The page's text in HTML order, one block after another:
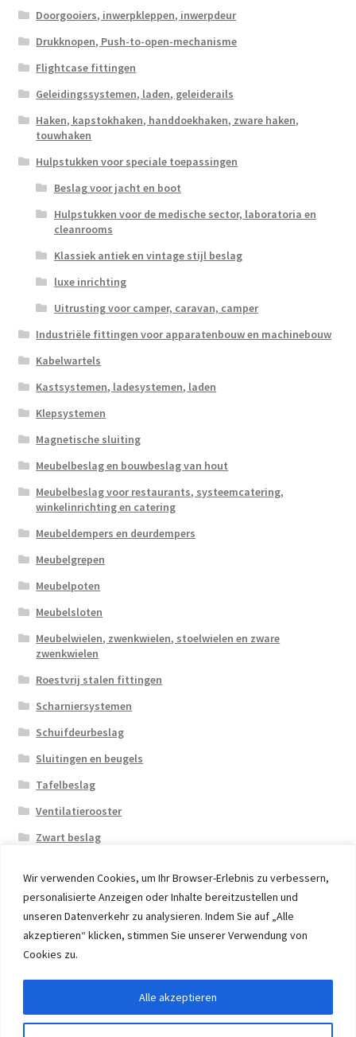
Wir verwenden Cookies, um Ihr Browser-Erlebnis zu verbessern,
personalisierte Anzeigen oder Inhalte bereitzustellen und
unseren Datenverkehr zu analysieren. Indem Sie auf „Alle
akzeptieren“ klicken, stimmen Sie unserer Verwendung von
Cookies zu.
Alle akzeptieren
Doorgooiers, inwerpkleppen, inwerpdeur
Drukknopen, Push-to-open-mechanisme
Flightcase fittingen
Geleidingssystemen, laden, geleiderails
Haken, kapstokhaken, handdoekhaken, zware haken,
touwhaken
Hulpstukken voor speciale toepassingen
Beslag voor jacht en boot
Hulpstukken voor de medische sector, laboratoria en
cleanrooms
Klassiek antiek en vintage stijl beslag
luxe inrichting
Uitrusting voor camper, caravan, camper
Industriële fittingen voor apparatenbouw en machinebouw
Kabelwartels
Kastsystemen, ladesystemen, laden
Klepsystemen
Magnetische sluiting
Meubelbeslag en bouwbeslag van hout
Meubelbeslag voor restaurants, systeemcatering,
winkelinrichting en catering
Meubeldempers en deurdempers
Meubelgrepen
Meubelpoten
Meubelsloten
Meubelwielen, zwenkwielen, stoelwielen en zware
zwenkwielen
Roestvrij stalen fittingen
Scharniersystemen
Schuifdeurbeslag
Sluitingen en beugels
Tafelbeslag
Ventilatierooster
Zwart beslag
© 2026 Eruon Trade UG, Germany, member of the ERUON